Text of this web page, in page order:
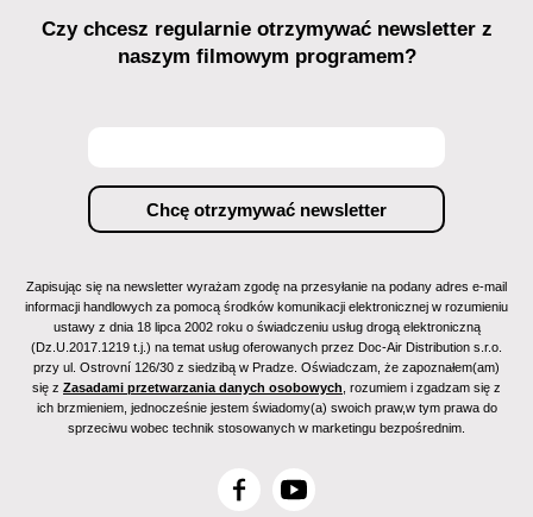
Czy chcesz regularnie otrzymywać newsletter z
naszym filmowym programem?
Zapisując się na newsletter wyrażam zgodę na przesyłanie na podany adres e-mail
informacji handlowych za pomocą środków komunikacji elektronicznej w rozumieniu
ustawy z dnia 18 lipca 2002 roku o świadczeniu usług drogą elektroniczną
(Dz.U.2017.1219 t.j.) na temat usług oferowanych przez Doc-Air Distribution s.r.o.
przy ul. Ostrovní 126/30 z siedzibą w Pradze. Oświadczam, że zapoznałem(am)
się z Zasadami przetwarzania danych osobowych , rozumiem i zgadzam się z
ich brzmieniem, jednocześnie jestem świadomy(a) swoich praw,w tym prawa do
sprzeciwu wobec technik stosowanych w marketingu bezpośrednim.
F
Y